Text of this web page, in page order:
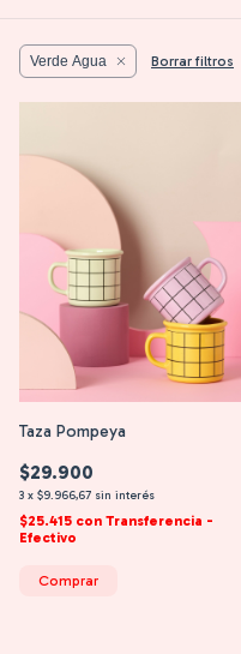
Verde Agua Borrar filtros
Taza Pompeya
$29.900
3 x $9.966,67 sin interés
$25.415 con Transferencia -
Efectivo
Comprar